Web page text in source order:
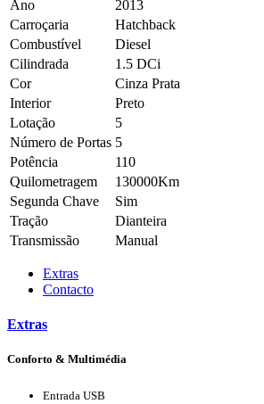
Ano
2013
Carroçaria
Hatchback
Combustível
Diesel
Cilindrada
1.5 DCi
Cor
Cinza Prata
Interior
Preto
Lotação
5
Número de Portas 5
Potência
110
Quilometragem
130000Km
Segunda Chave
Sim
Tração
Dianteira
Transmissão
Manual
Extras
Contacto
Extras
Conforto & Multimédia
Entrada USB